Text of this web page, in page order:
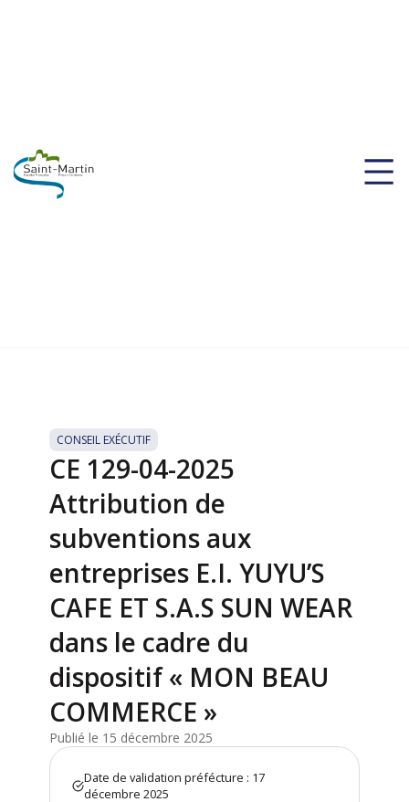
CONSEIL EXÉCUTIF
CE 129-04-2025
Attribution de
subventions aux
entreprises E.I. YUYU’S
CAFE ET S.A.S SUN WEAR
dans le cadre du
dispositif « MON BEAU
COMMERCE »
Publié le 15 décembre 2025
Date de validation préfécture : 17
décembre 2025